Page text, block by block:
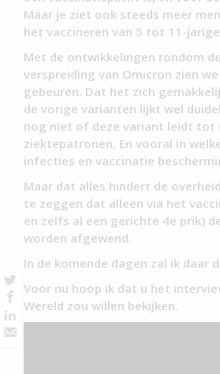
Maar je ziet ook steeds meer
het vaccineren van 5 tot 11-
Met de ontwikkelingen rondom
verspreiding van Omicron zien
gebeuren. Dat het zich
de vorige varianten lijkt wel
nog niet of deze variant leidt tot
ziektepatronen. En vooral in
infecties en vaccinatie
Maar dat alles hindert de
te zeggen dat alleen via het
en zelfs al een gerichte 4e prik)
worden afgewend.
In de komende dagen zal ik daar
Voor nu hoop ik dat u het
Wereld zou willen bekijken.